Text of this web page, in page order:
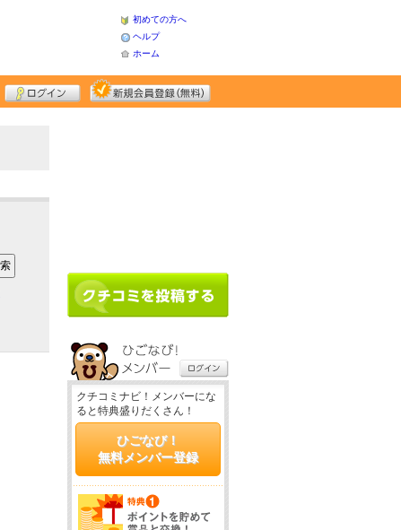
初めての方へ
ヘルプ
ホーム
クチコミナビ！メンバーにな
ると特典盛りだくさん！
ひごなび！
無料メンバー登録